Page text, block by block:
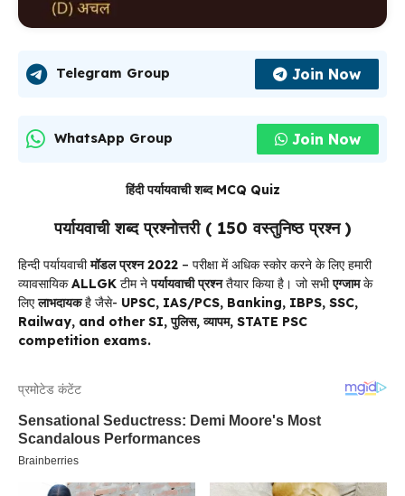
Telegram Group Join Now
WhatsApp Group Join Now
हिंदी पर्यायवाची शब्द MCQ Quiz
पर्यायवाची शब्द प्रश्नोत्तरी ( 150 वस्तुनिष्ठ प्रश्न )
हिन्दी पर्यायवाचीमॉडल प्रश्न 2022 – परीक्षा में अधिक स्कोर करने के लिए हमारी
व्यावसायिकALLGK टीम नेपर्यायवाची प्रश्नतैयार किया है। जो सभीएग्जामके
लिएलाभदायकहै जैसे- UPSC, IAS/PCS, Banking, IBPS, SSC,
Railway, and otherSI, पुलिस, व्यापम, STATE PSC
competition exams.